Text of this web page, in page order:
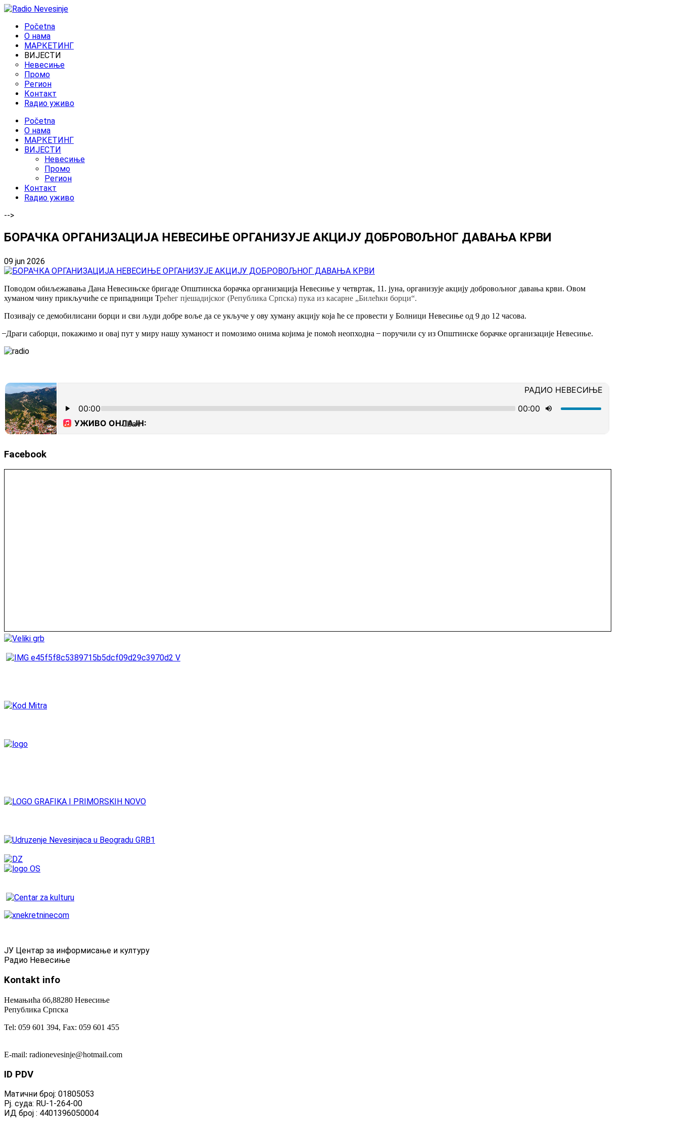
Početna
O нама
МАРКЕТИНГ
ВИЈЕСТИ
Невесиње
Промо
Регион
Контакт
Rадио уживо
Početna
O нама
МАРКЕТИНГ
ВИЈЕСТИ
Невесиње
Промо
Регион
Контакт
Rадио уживо
-->
БОРАЧКА ОРГАНИЗАЦИЈА НЕВЕСИЊЕ ОРГАНИЗУЈЕ АКЦИЈУ ДОБРОВОЉНОГ ДАВАЊА КРВИ
09 jun 2026
Поводом обиљежавања Дана Невесињске бригаде Општинска борачка организација Невесиње у четвртак, 11. јуна, организује акцију добровољног давања крви. Овом
хуманом чину прикључиће се припадници Трећег пјешадијског (Република Српска) пука из касарне „Билећки борци“.
Позивају се демобилисани борци и сви људи добре воље да се укључе у ову хуману акцију која ће се провести у Болници Невесиње од 9 до 12 часова.
̶ Драги саборци, покажимо и овај пут у миру нашу хуманост и помозимо онима којима је помоћ неопходна ̶ поручили су из Општинске борачке организације Невесиње.
Facebook
ЈУ Центар за информисање и културу
Радио Невесиње
Kontakt info
Немањића бб,88280 Невесиње
Република Српска
Tel: 059 601 394, Fax: 059 601 455
E-mail: radionevesinje@hotmail.com
ID PDV
Матични број: 01805053
Рј. суда: RU-1-264-00
ИД број : 4401396050004